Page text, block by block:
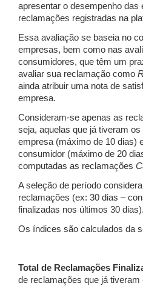
apresentar o desempenho
reclamações registradas na
Essa avaliação se baseia no
empresas, bem como nas
consumidores, que têm um
avaliar sua reclamação como
ainda atribuir uma nota de
empresa.
Consideram-se apenas as
seja, aquelas que já tiveram
empresa (máximo de 10 dias)
consumidor (máximo de 20
computadas as reclamações
A seleção de período
reclamações (ex: 30 dias –
finalizadas nos últimos 30 dias).
Os índices são calculados da
Total de Reclamações
de reclamações que já